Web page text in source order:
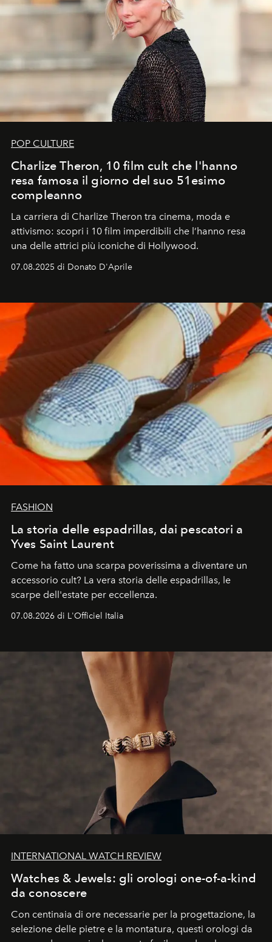
POP CULTURE
Charlize Theron, 10 film cult che l'hanno
resa famosa il giorno del suo 51esimo
compleanno
La carriera di Charlize Theron tra cinema, moda e
attivismo: scopri i 10 film imperdibili che l’hanno resa
una delle attrici più iconiche di Hollywood.
07.08.2025 di Donato D'Aprile
FASHION
La storia delle espadrillas, dai pescatori a
Yves Saint Laurent
Come ha fatto una scarpa poverissima a diventare un
accessorio cult? La vera storia delle espadrillas, le
scarpe dell'estate per eccellenza.
07.08.2026 di L'Officiel Italia
INTERNATIONAL WATCH REVIEW
Watches & Jewels: gli orologi one-of-a-kind
da conoscere
Con centinaia di ore necessarie per la progettazione, la
selezione delle pietre e la montatura, questi orologi da